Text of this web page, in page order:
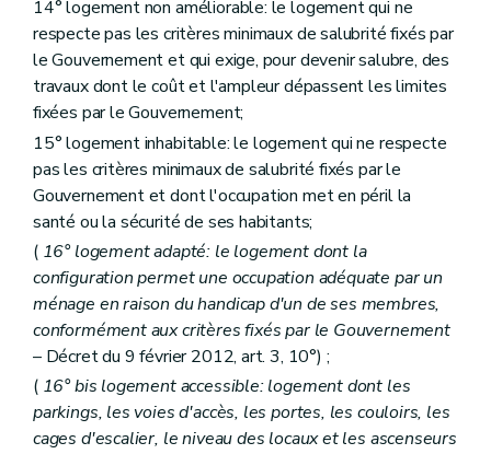
Art. 86
Section 2 Des missions
Art. 87
Art. 88
Section 3
Des moyens d'action
Art. 89
Art. 90
Art. 91
Art. 92
Art. 93
Section 4 De l'accès au logement
Art. 94
Section 5
Des ressources
Art. 95
Art. 96
Section 6 De la structure et du fonctionnement
Sous-section première De l'assemblée générale
Art. 97bis
Sous-section 2 Du conseil d'administration
Art. 98
14° logement non améliorable: le logement qui ne
respecte pas les critères minimaux de salubrité fixés par
le Gouvernement et qui exige, pour devenir salubre, des
travaux dont le coût et l'ampleur dépassent les limites
fixées par le Gouvernement;
15° logement inhabitable: le logement qui ne respecte
pas les critères minimaux de salubrité fixés par le
Gouvernement et dont l'occupation met en péril la
santé ou la sécurité de ses habitants;
( 16° logement adapté: le logement dont la
configuration permet une occupation adéquate par un
ménage en raison du handicap d'un de ses membres,
conformément aux critères fixés par le Gouvernement
– Décret du 9 février 2012, art. 3, 10°) ;
( 16°bis logement accessible: logement dont les
parkings, les voies d'accès, les portes, les couloirs, les
cages d'escalier, le niveau des locaux et les ascenseurs